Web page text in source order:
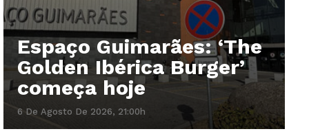
Espaço Guimarães: ‘The
Golden Ibérica Burger’
começa hoje
6 De Agosto De 2026, 21:00h